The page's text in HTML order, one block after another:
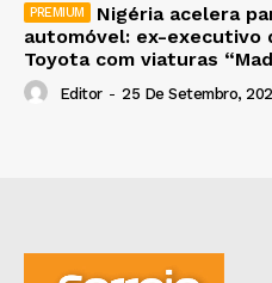
Nigéria acelera
automóvel: ex-executivo
Toyota com viaturas
Editor - 25 De Setembro,